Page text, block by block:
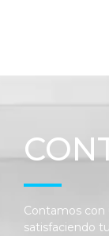
Contamos
satisfaciendo